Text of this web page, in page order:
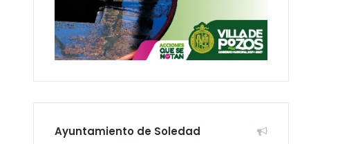
Ayuntamiento de Soledad